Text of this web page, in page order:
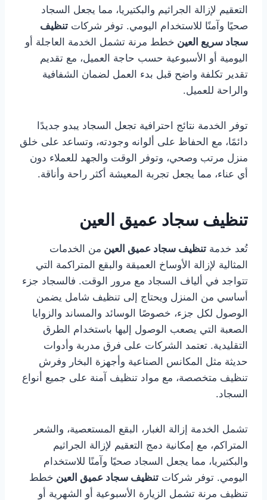
التعقيم لإزالة الجراثيم والبكتيريا، مما يجعل السجاد
صحيًا وآمنًا للاستخدام اليومي. توفر شركات تنظيف
سجاد سريع العين خطط مرنة تشمل الخدمة العاجلة أو
اليومية أو الأسبوعية حسب حاجة العميل، مع تقديم
تقدير تكلفة واضح قبل بدء العمل لضمان الشفافية
والراحة للعميل.
توفر الخدمة نتائج احترافية تجعل السجاد يبدو جديدًا
دائمًا، مع الحفاظ على ألوانه وجودته، وتساعد على خلق
منزل مرتب وصحي، وتوفر الوقت والجهد للعملاء دون
أي عناء، مما يجعل تجربة المعيشة أكثر راحة وأناقة.
تنظيف سجاد عميق العين
تُعد خدمة تنظيف سجاد عميق العين من الخدمات
المثالية لإزالة الأوساخ العميقة والبقع المتراكمة التي
تتواجد في ألياف السجاد مع مرور الوقت. فالسجاد جزء
أساسي من المنزل ويحتاج إلى تنظيف شامل يضمن
الوصول لكل جزء، خصوصًا الوسائد والمساند والزوايا
الصعبة التي يصعب الوصول إليها باستخدام الطرق
التقليدية. تعتمد الشركات على فرق مدربة وأدوات
حديثة مثل المكانس الصناعية وأجهزة البخار وفرش
تنظيف متخصصة، مع مواد تنظيف آمنة على جميع أنواع
السجاد.
تشمل الخدمة إزالة الغبار، البقع المستعصية، والشعر
المتراكم، مع إمكانية دمج التعقيم لإزالة الجراثيم
والبكتيريا، مما يجعل السجاد صحيًا وآمنًا للاستخدام
اليومي. توفر شركات تنظيف سجاد عميق العين خطط
تنظيف مرنة تشمل الزيارة الأسبوعية أو الشهرية أو